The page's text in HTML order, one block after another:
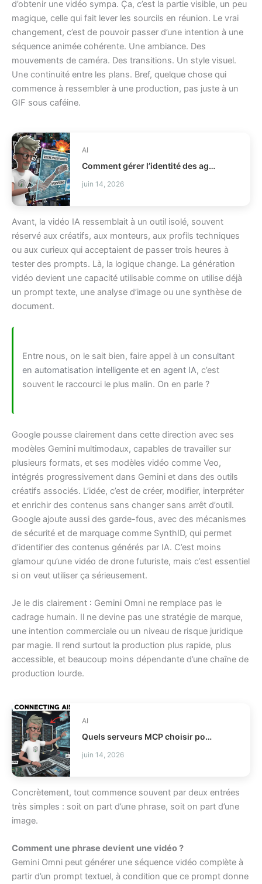
d’obtenir une vidéo sympa. Ça, c’est la partie visible, un peu
magique, celle qui fait lever les sourcils en réunion. Le vrai
changement, c’est de pouvoir passer d’une intention à une
séquence animée cohérente. Une ambiance. Des
mouvements de caméra. Des transitions. Un style visuel.
Une continuité entre les plans. Bref, quelque chose qui
commence à ressembler à une production, pas juste à un
GIF sous caféine.
AI
Comment gérer l’identité des agents IA en production IAM ?
juin 14, 2026
Avant, la vidéo IA ressemblait à un outil isolé, souvent
réservé aux créatifs, aux monteurs, aux profils techniques
ou aux curieux qui acceptaient de passer trois heures à
tester des prompts. Là, la logique change. La génération
vidéo devient une capacité utilisable comme on utilise déjà
un prompt texte, une analyse d’image ou une synthèse de
document.
Entre nous, on le sait bien, faire appel à un consultant
en automatisation intelligente et en agent IA, c’est
souvent le raccourci le plus malin. On en parle ?
Google pousse clairement dans cette direction avec ses
modèles Gemini multimodaux, capables de travailler sur
plusieurs formats, et ses modèles vidéo comme Veo,
intégrés progressivement dans Gemini et dans des outils
créatifs associés. L’idée, c’est de créer, modifier, interpréter
et enrichir des contenus sans changer sans arrêt d’outil.
Google ajoute aussi des garde-fous, avec des mécanismes
de sécurité et de marquage comme SynthID, qui permet
d’identifier des contenus générés par IA. C’est moins
glamour qu’une vidéo de drone futuriste, mais c’est essentiel
si on veut utiliser ça sérieusement.
Je le dis clairement : Gemini Omni ne remplace pas le
cadrage humain. Il ne devine pas une stratégie de marque,
une intention commerciale ou un niveau de risque juridique
par magie. Il rend surtout la production plus rapide, plus
accessible, et beaucoup moins dépendante d’une chaîne de
production lourde.
AI
Quels serveurs MCP choisir pour vos agents IA ?
juin 14, 2026
Concrètement, tout commence souvent par deux entrées
très simples : soit on part d’une phrase, soit on part d’une
image.
Comment une phrase devient une vidéo ?
Gemini Omni peut générer une séquence vidéo complète à
partir d’un prompt textuel, à condition que ce prompt donne